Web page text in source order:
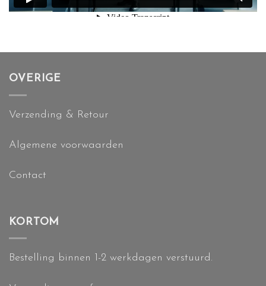
OVERIGE
Verzending & Retour
Algemene voorwaarden
Contact
KORTOM
Bestelling binnen 1-2 werkdagen verstuurd.